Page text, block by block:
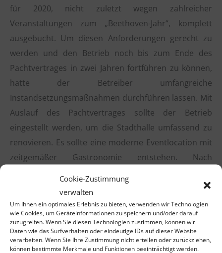
Cookie-Zustimmung
verwalten
Um Ihnen ein optimales Erlebnis zu bieten, verwenden wir Technologien
wie Cookies, um Geräteinformationen zu speichern und/oder darauf
zuzugreifen. Wenn Sie diesen Technologien zustimmen, können wir
Daten wie das Surfverhalten oder eindeutige IDs auf dieser Website
verarbeiten. Wenn Sie Ihre Zustimmung nicht erteilen oder zurückziehen,
können bestimmte Merkmale und Funktionen beeinträchtigt werden.
für 2020, nicht zuletzt wegen zahlreicher
Veranstaltungen zum „Beethoven-Jahr“, komplett
ausgebucht. Um diesen Anforderungen gerecht zu
werden und den Betrieb noch bis zum Ende des
Pachtvertrages in zwei Jahren fortführen zu können,
hatte der Betreiber umfangreiche
Instandsetzungsmaßnahmen durchführen lassen. Mit
Auslauf des Pachtvertrages sollte der Betrieb
eingestellt werden, um die Stadthalle umfassend zu
renovieren. Es sollte eine moderne Eventlocation mit
zeitgemäßer Gastronomie entstehen. Nach
reicht die Liquidität nach Aufhebung des
Betriebsverbots, die zurzeit noch nicht einmal
absehbar ist, nicht aus, um den Geschäftsbetrieb
wieder aufzunehmen. Auch staatlich geförderte
Kredite in den kommenden Monaten würden an